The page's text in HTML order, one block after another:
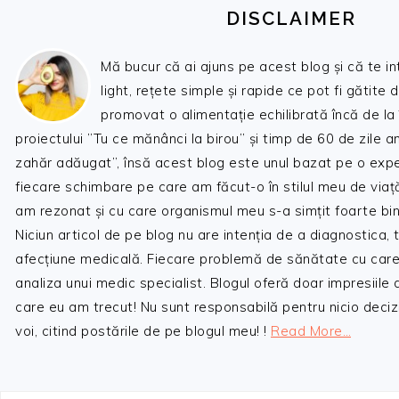
DISCLAIMER
Mă bucur că ai ajuns pe acest blog și că te
light, rețete simple și rapide ce pot fi gătite
promovat o alimentație echilibrată încă de
proiectului ”Tu ce mănânci la birou” și timp de 60 de zile
zahăr adăugat”, însă acest blog este unul bazat pe o
fiecare schimbare pe care am făcut-o în stilul meu de
am rezonat și cu care organismul meu s-a simțit foarte
Niciun articol de pe blog nu are intenția de a diagnostica,
afecțiune medicală. Fiecare problemă de sănătate cu
analiza unui medic specialist. Blogul oferă doar impresiile
care eu am trecut! Nu sunt responsabilă pentru nicio
voi, citind postările de pe blogul meu! ! Read More…